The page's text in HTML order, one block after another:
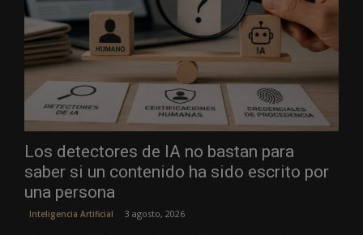
Los detectores de IA no bastan para
saber si un contenido ha sido escrito por
una persona
Inteligencia Artificial 3 agosto, 2026